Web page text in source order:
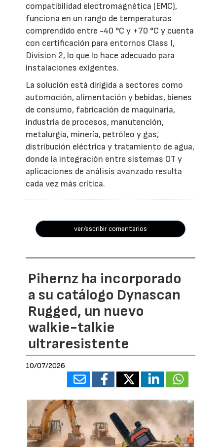
compatibilidad electromagnética (EMC),
funciona en un rango de temperaturas
comprendido entre -40 °C y +70 °C y cuenta
con certificación para entornos Class I,
Division 2, lo que lo hace adecuado para
instalaciones exigentes.
La solución está dirigida a sectores como
automoción, alimentación y bebidas, bienes
de consumo, fabricación de maquinaria,
industria de procesos, manutención,
metalurgia, minería, petróleo y gas,
distribución eléctrica y tratamiento de agua,
donde la integración entre sistemas OT y
aplicaciones de análisis avanzado resulta
cada vez más crítica.
ver/escribir comentarios
Pihernz ha incorporado
a su catálogo Dynascan
Rugged, un nuevo
walkie-talkie
ultraresistente
10/07/2026